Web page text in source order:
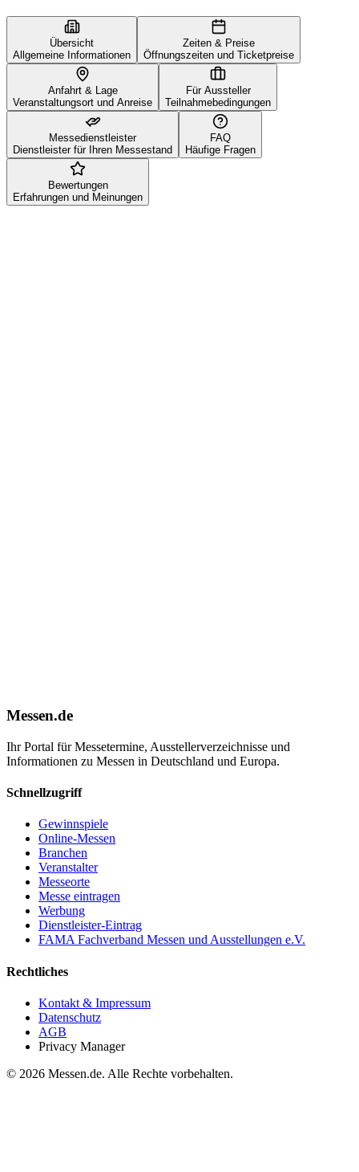
Übersicht
Allgemeine Informationen
Zeiten & Preise
Öffnungszeiten und Ticketpreise
Anfahrt & Lage
Veranstaltungsort und Anreise
Für Aussteller
Teilnahmebedingungen
Messedienstleister
Dienstleister für Ihren Messestand
FAQ
Häufige Fragen
Bewertungen
Erfahrungen und Meinungen
Messen.de
Ihr Portal für Messetermine, Ausstellerverzeichnisse und
Informationen zu Messen in Deutschland und Europa.
Schnellzugriff
Gewinnspiele
Online-Messen
Branchen
Veranstalter
Messeorte
Messe eintragen
Werbung
Dienstleister-Eintrag
FAMA Fachverband Messen und Ausstellungen e.V.
Rechtliches
Kontakt & Impressum
Datenschutz
AGB
Privacy Manager
© 2026 Messen.de. Alle Rechte vorbehalten.